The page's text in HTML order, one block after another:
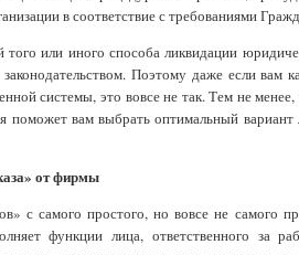
в соответствие с требованиями
того или иного способа ликвидации
Поэтому даже если вам
системы, это вовсе не так. Тем не
поможет вам выбрать оптимальный
от фирмы
с самого простого, но вовсе не самого
функции лица, ответственного за